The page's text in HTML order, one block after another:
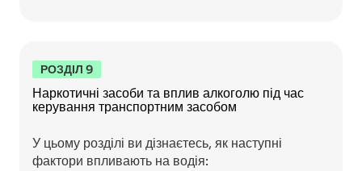
РОЗДІЛ 9
Наркотичні засоби та вплив алкоголю під час
керування транспортним засобом
У цьому розділі ви дізнаєтесь, як наступні
фактори впливають на водія: